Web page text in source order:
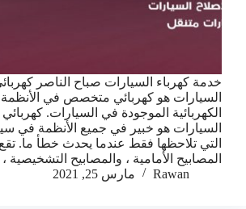
خدمة كهرباء السيارات صباح الناصر
السيارات هو كهربائي متخصص في الأنظمة
الكهربائية الموجودة في السيارات. كهربائي
السيارات هو خبير في جميع الأنظمة في
التي تلاحظها فقط عندما يحدث خطأ ما. تقع
المصابيح الأمامية ، والمصابيح
Rawan
مارس 25, 2021